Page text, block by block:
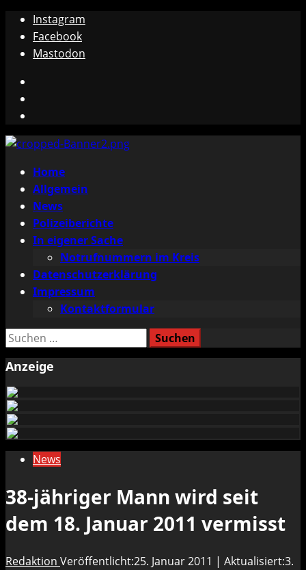
Zum
Inhalt
springen
Instagram
Facebook
Mastodon
Primäres
Menü
Home
Allgemein
News
Polizeiberichte
In eigener Sache
Notrufnummern im Kreis
Datenschutzerklärung
Impressum
Kontaktformular
Suchen
Anzeige
News
38-jähriger Mann wird seit
dem 18. Januar 2011 vermisst
Redaktion Veröffentlicht:25. Januar 2011 | Aktualisiert:3.